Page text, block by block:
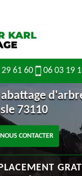
61 60 06 03 19
73110
NOUS CONTACTER